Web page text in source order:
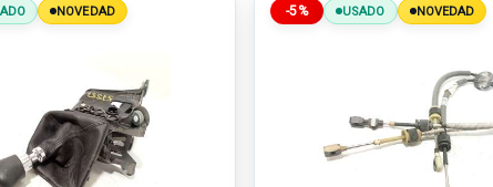
NOVEDAD -5% USADO NOVEDAD